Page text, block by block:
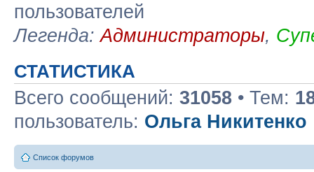
пользователей
Легенда:Администраторы,
СТАТИСТИКА
Всего сообщений: 31058 • Тем:
пользователь: Ольга Никитенко
Список форумов